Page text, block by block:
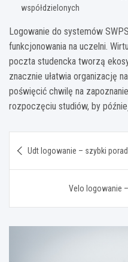
współdzielonych
Logowanie do systemów
funkcjonowania na uczelni.
poczta studencka tworzą
znacznie ułatwia organizację
poświęcić chwilę na
rozpoczęciu studiów, by
wpisu
Udt logowanie – szybki
Velo logowanie